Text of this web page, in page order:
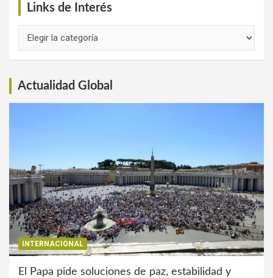
Links de Interés
Actualidad Global
INTERNACIONAL
El Papa pide soluciones de paz, estabilidad y